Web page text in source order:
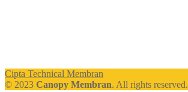
Cipta Technical Membran
© 2023 Canopy Membran. All rights reserved.